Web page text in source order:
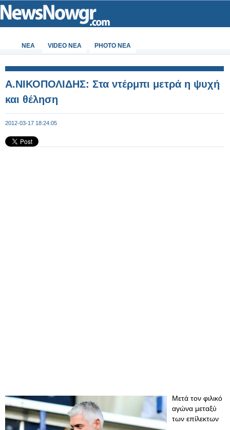
ΝΕΑ VIDEO NEA PHOTO NEA
A.ΝΙΚΟΠΟΛΙΔΗΣ: Στα ντέρμπι μετρά η ψυχή
και θέληση
2012-03-17 18:24:05
Μετά τον φιλικό
αγώνα μεταξύ
των επίλεκτων